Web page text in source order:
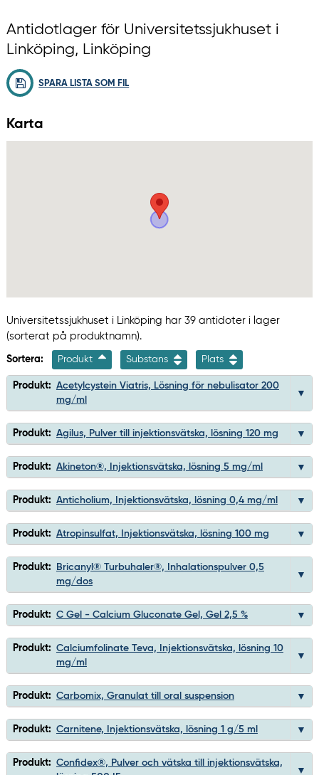
Antidotlager för Universitetssjukhuset i
Linköping, Linköping
SPARA LISTA SOM FIL
Karta
Universitetssjukhuset i Linköping har 39 antidoter i lager
(sorterat på produktnamn).
Sortera: Produkt Substans Plats
Produkt: Acetylcystein Viatris, Lösning för nebulisator 200
mg/ml
Produkt: Agilus, Pulver till injektionsvätska, lösning 120 mg
Produkt: Akineton®, Injektionsvätska, lösning 5 mg/ml
Produkt: Anticholium, Injektionsvätska, lösning 0,4 mg/ml
Produkt: Atropinsulfat, Injektionsvätska, lösning 100 mg
Produkt:
Bricanyl® Turbuhaler®, Inhalationspulver 0,5
mg/dos
Produkt: C Gel - Calcium Gluconate Gel, Gel 2,5 %
Produkt: Calciumfolinate Teva, Injektionsvätska, lösning 10
mg/ml
Produkt: Carbomix, Granulat till oral suspension
Produkt: Carnitene, Injektionsvätska, lösning 1 g/5 ml
Produkt: Confidex®, Pulver och vätska till injektionsvätska,